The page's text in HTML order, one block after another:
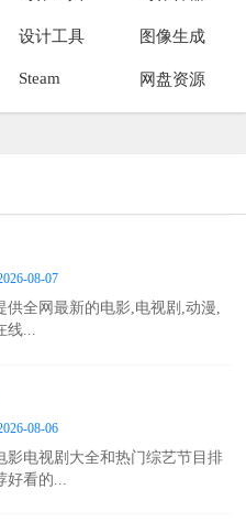
设计工具 图像生成
Steam 网盘资源
08-07
供全网最新的电影,电视剧,动漫,
线...
08-06
影电视剧大全和热门综艺节目排
看的...